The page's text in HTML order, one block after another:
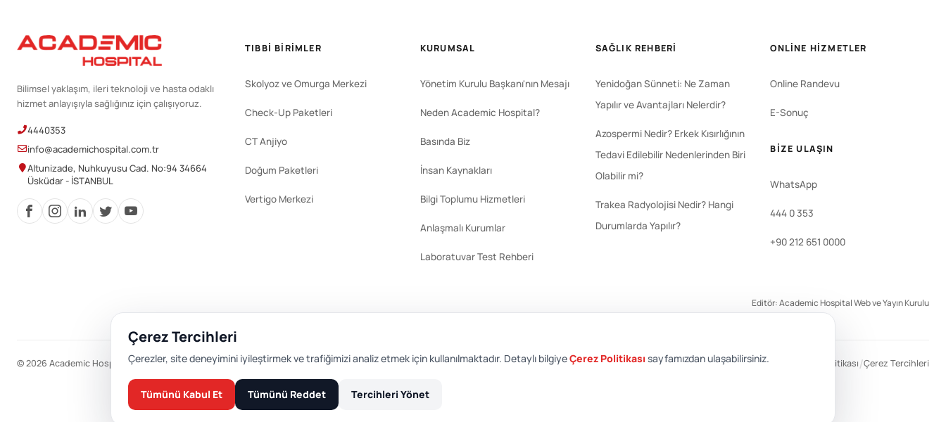
Bilimsel yaklaşım, ileri teknoloji ve hasta odaklı
hizmet anlayışıyla sağlığınız için çalışıyoruz.
4440353
info@academichospital.com.tr
Altunizade, Nuhkuyusu Cad. No:94 34664
Üsküdar - İSTANBUL
TIBBI BIRIMLER
Skolyoz ve Omurga Merkezi
Check-Up Paketleri
CT Anjiyo
Doğum Paketleri
Vertigo Merkezi
KURUMSAL
Yönetim Kurulu Başkanı'nın Mesajı
Neden Academic Hospital?
Basında Biz
İnsan Kaynakları
Bilgi Toplumu Hizmetleri
Anlaşmalı Kurumlar
Laboratuvar Test Rehberi
SAĞLIK REHBERI
Yenidoğan Sünneti: Ne Zaman
Yapılır ve Avantajları Nelerdir?
Azospermi Nedir? Erkek Kısırlığının
Tedavi Edilebilir Nedenlerinden Biri
Olabilir mi?
Trakea Radyolojisi Nedir? Hangi
Durumlarda Yapılır?
ONLINE HIZMETLER
Online Randevu
E-Sonuç
BIZE ULAŞIN
WhatsApp
444 0 353
+90 212 651 0000
Editör: Academic Hospital Web ve Yayın Kurulu
© 2026 Academic Hospital. Tüm hakları saklıdır. KVKK/Gizlilik Politikası Çerez Politikası/Çerez Tercihleri
Çerez Tercihleri
Çerezler, site deneyimini iyileştirmek ve trafiğimizi analiz etmek için kullanılmaktadır. Detaylı bilgiyeÇerez Politikası sayfamızdan ulaşabilirsiniz.
Tümünü Kabul Et Tümünü Reddet Tercihleri Yönet